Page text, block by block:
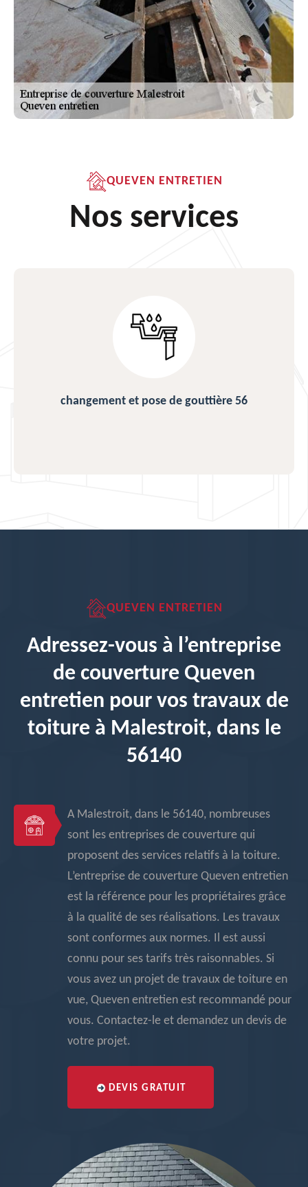
QUEVEN ENTRETIEN
Nos services
changement et pose de gouttière 56
QUEVEN ENTRETIEN
Adressez-vous à l’entreprise
de couverture Queven
entretien pour vos travaux de
toiture à Malestroit, dans le
56140
A Malestroit, dans le 56140, nombreuses
sont les entreprises de couverture qui
proposent des services relatifs à la toiture.
L’entreprise de couverture Queven entretien
est la référence pour les propriétaires grâce
à la qualité de ses réalisations. Les travaux
sont conformes aux normes. Il est aussi
connu pour ses tarifs très raisonnables. Si
vous avez un projet de travaux de toiture en
vue, Queven entretien est recommandé pour
vous. Contactez-le et demandez un devis de
votre projet.
DEVIS GRATUIT